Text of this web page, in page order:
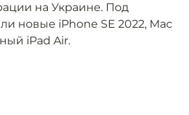
на Украине. Под
новые iPhone SE 2022, Mac
iPad Air.